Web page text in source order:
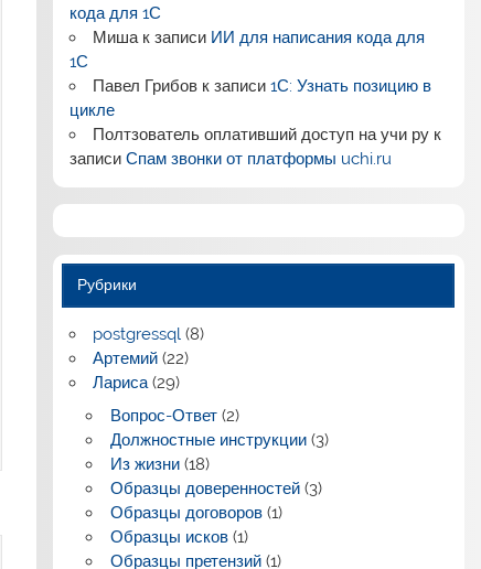
кода для 1С
Мишак записи ИИ для написания кода для
1С
Павел Грибов к записи1С: Узнать позицию в
цикле
Полтзователь оплативший доступ на учи ру к
записиСпам звонки от платформы uchi.ru
Рубрики
postgressql (8)
Артемий (22)
Лариса(29)
Вопрос-Ответ(2)
Должностные инструкции(3)
Из жизни(18)
Образцы доверенностей(3)
Образцы договоров(1)
Образцы исков(1)
Образцы претензий(1)